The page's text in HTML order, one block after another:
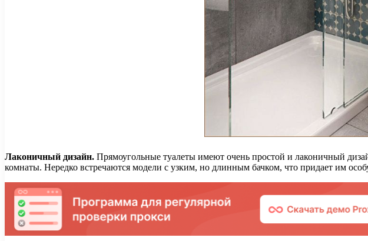
Лаконичный дизайн. Прямоугольные туалеты имеют очень простой и лаконичный
комнаты. Нередко встречаются модели с узким, но длинным бачком, что придает им